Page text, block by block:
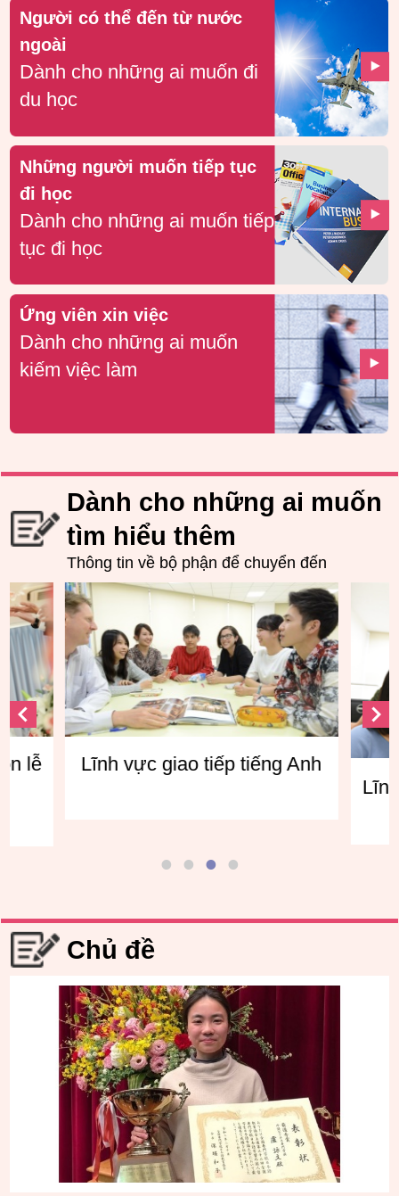
Người có thể đến từ nước
ngoài
Dành cho những ai muốn đi
du học
Những người muốn tiếp tục
đi học
Dành cho những ai muốn tiếp
tục đi học
Ứng viên xin việc
Dành cho những ai muốn
kiếm việc làm
Dành cho những ai muốn
tìm hiểu thêm
Thông tin về bộ phận để chuyển đến
lễ
Lĩnh vực giao tiếp tiếng Anh
Chủ đề